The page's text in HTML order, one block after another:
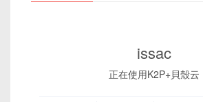
issac
正在使用K2P+貝殼云